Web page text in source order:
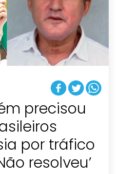
precisou
por tráfico
resolveu’